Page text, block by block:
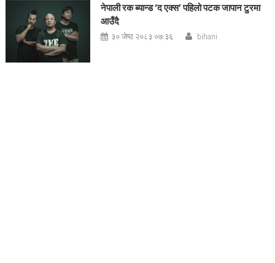
नेपाली रक ब्यान्ड ‘द एक्स’ पहिलो पटक जापान टुरमा
आउँदै
३० जेष्ठ २०८३ ०७:३६ bihani